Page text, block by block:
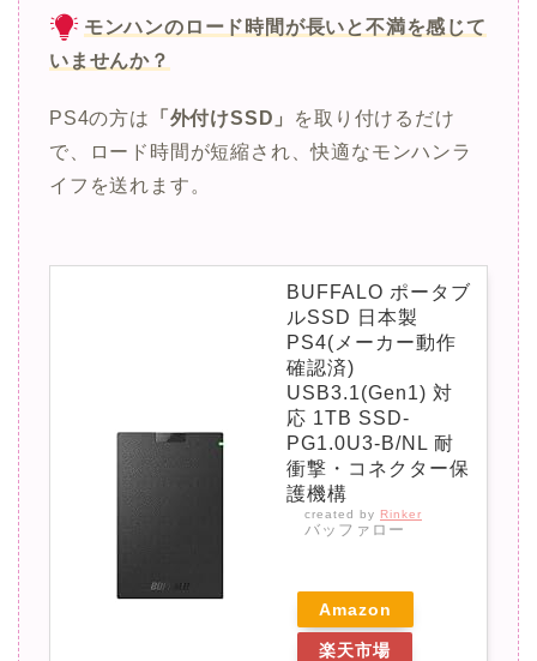
モンハンのロード時間が長いと不満を感じて
いませんか？
PS4の方は 「外付けSSD」
を取り付けるだけ
で、ロード時間が短縮され、快適なモンハンラ
イフを送れます。
BUFFALO ポータブ
ルSSD 日本製
PS4(メーカー動作
確認済)
USB3.1(Gen1) 対
応 1TB SSD-
PG1.0U3-B/NL 耐
衝撃・コネクター保
護機構
created by Rinker
バッファロー
Amazon
楽天市場